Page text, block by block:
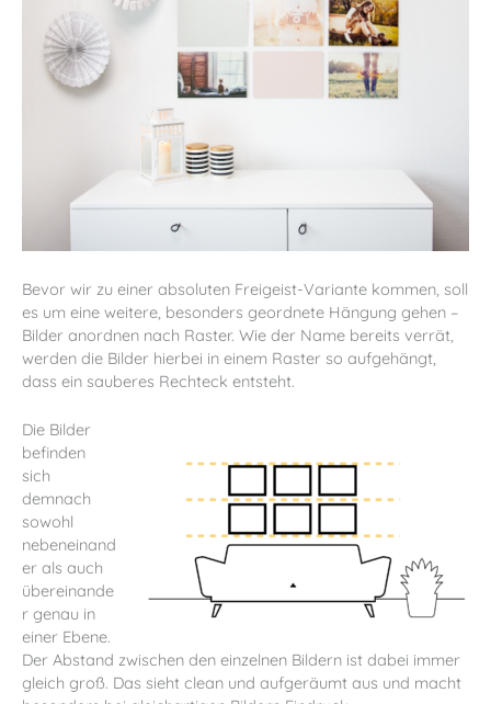
Bevor wir zu einer absoluten Freigeist-Variante kommen, soll
es um eine weitere, besonders geordnete Hängung gehen –
Bilder anordnen nach Raster. Wie der Name bereits verrät,
werden die Bilder hierbei in einem Raster so aufgehängt,
dass ein sauberes Rechteck entsteht.
Die Bilder
befinden
sich
demnach
sowohl
nebeneinand
er als auch
übereinande
r genau in
einer Ebene.
Der Abstand zwischen den einzelnen Bildern ist dabei immer
gleich groß. Das sieht clean und aufgeräumt aus und macht